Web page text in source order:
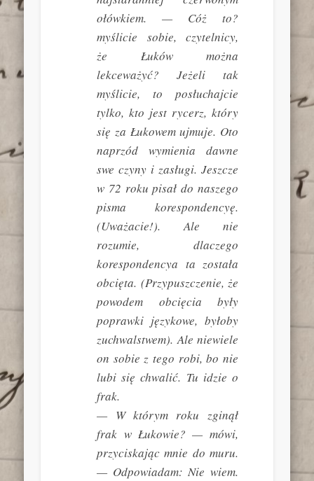
ołówkiem. — Cóż to?
myślicie sobie, czytelnicy,
że Łuków można
lekceważyć? Jeżeli tak
myślicie, to posłuchajcie
tylko, kto jest rycerz, który
się za Łukowem ujmuje. Oto
naprzód wymienia dawne
swe czyny i zasługi. Jeszcze
w 72 roku pisał do naszego
pisma korespondencyę.
(Uważacie!). Ale nie
rozumie, dlaczego
korespondencya ta została
obcięta. (Przypuszczenie, że
powodem obcięcia były
poprawki językowe, byłoby
zuchwalstwem). Ale niewiele
on sobie z tego robi, bo nie
lubi się chwalić. Tu idzie o
frak.
— W którym roku zginął
frak w Łukowie? — mówi,
przyciskając mnie do muru.
— Odpowiadam: Nie wiem.